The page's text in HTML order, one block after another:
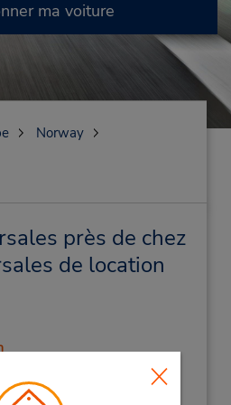
ma voiture
Norway
près de chez
de location